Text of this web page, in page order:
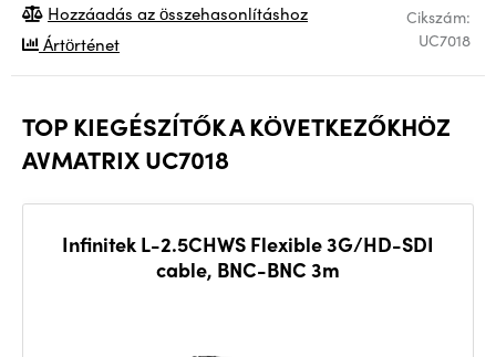
Cikszám:
UC7018
Hozzáadás az összehasonlításhoz
Ártörténet
TOP KIEGÉSZÍTŐK A KÖVETKEZŐKHÖZ
AVMATRIX UC7018
Infinitek L-2.5CHWS Flexible 3G/HD-SDI
cable, BNC-BNC 3m